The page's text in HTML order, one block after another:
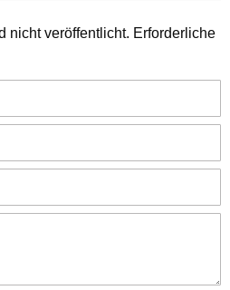
nicht veröffentlicht. Erforderliche